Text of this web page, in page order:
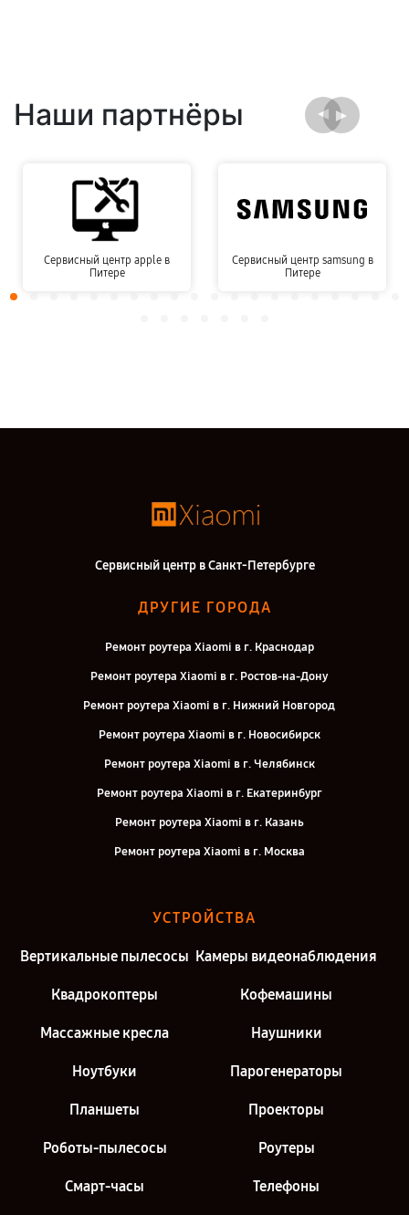
Наши партнёры
Сервисный центр apple в
Питере
Сервисный центр samsung в
Питере
Сервисный центр в Санкт-Петербурге
ДРУГИЕ ГОРОДА
Ремонт роутера Xiaomi в г. Краснодар
Ремонт роутера Xiaomi в г. Ростов-на-Дону
Ремонт роутера Xiaomi в г. Нижний Новгород
Ремонт роутера Xiaomi в г. Новосибирск
Ремонт роутера Xiaomi в г. Челябинск
Ремонт роутера Xiaomi в г. Екатеринбург
Ремонт роутера Xiaomi в г. Казань
Ремонт роутера Xiaomi в г. Москва
УСТРОЙСТВА
Вертикальные пылесосы Камеры видеонаблюдения
Квадрокоптеры Кофемашины
Массажные кресла Наушники
Ноутбуки Парогенераторы
Планшеты Проекторы
Роботы-пылесосы Роутеры
Смарт-часы Телефоны